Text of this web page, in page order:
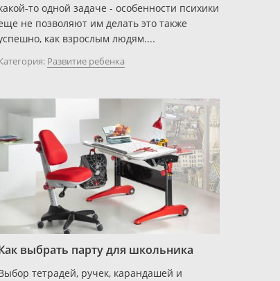
то одной задаче - особенности психики
не позволяют им делать это также
как взрослым людям....
Развитие ребенка
выбрать парту для школьника
тетрадей, ручек, карандашей и